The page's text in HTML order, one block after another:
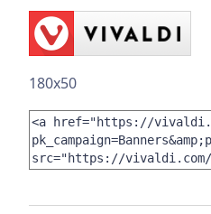
180x50